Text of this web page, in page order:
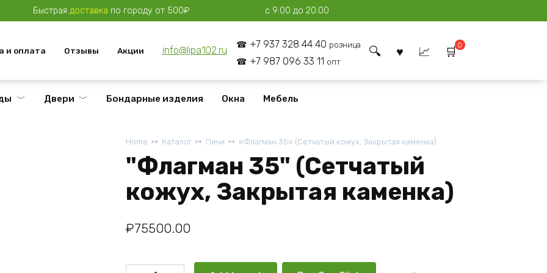
Быстрая доставка по городу от 500₽ с 9:00 до 20:00
и оплата Отзывы Акции info@lipa102.ru
+7 937 328 44 40 розница
+7 987 096 33 11 опт
0
Двери Бондарные изделия Окна Мебель
Home Каталог Печи «Флагман 35» (Сетчатый кожух, Закрытая каменка)
"Флагман 35" (Сетчатый
кожух, Закрытая каменка)
₽75500.00
"Флагман